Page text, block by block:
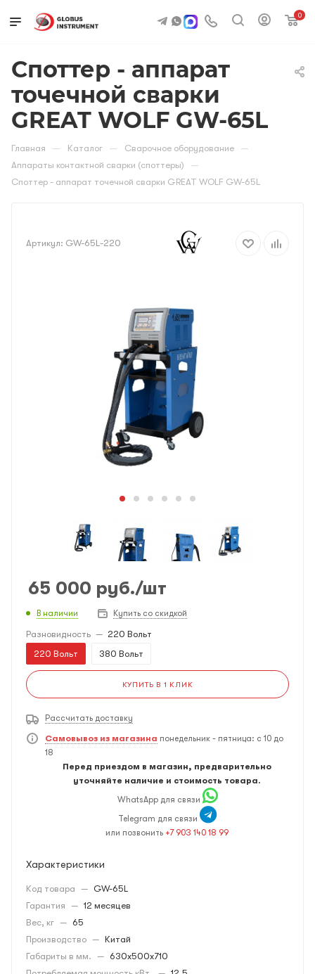
0
Споттер - аппарат
точечной сварки
GREAT WOLF GW-65L
Главная — Каталог — Сварочное оборудование —
Аппараты контактной сварки (споттеры) —
Споттер - аппарат точечной сварки GREAT WOLF GW-65L
Артикул: GW-65L-220
65 000 руб./шт
В наличии Купить со скидкой
Разновидность — 220 Вольт
220 Вольт
380 Вольт
КУПИТЬ В 1 КЛИК
Рассчитать доставку
Самовывоз из магазина понедельник - пятница: с 10 до
18
Перед приездом в магазин, предварительно
уточняйте наличие и стоимость товара.
WhatsApp для связи
Telegram для связи
или позвонить +7 903 140 18 99
Характеристики
Код товара — GW-65L
Гарантия — 12 месяцев
Вес, кг — 65
Производство — Китай
Габариты в мм. — 630x500x710